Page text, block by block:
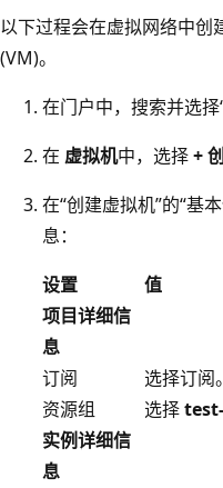
以下过程会在虚拟网络中创
(VM)。
在门户中，搜索并选择
在 虚拟机中，选择+
在“创建虚拟机”的“基
息：
设置
值
项目详细信
息
订阅
选择订阅。
资源组
选择
实例详细信
息